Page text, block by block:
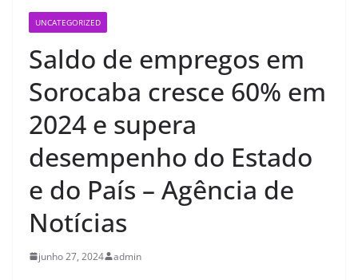
UNCATEGORIZED
Saldo de empregos em
Sorocaba cresce 60% em
2024 e supera
desempenho do Estado
e do País – Agência de
Notícias
junho 27, 2024 admin